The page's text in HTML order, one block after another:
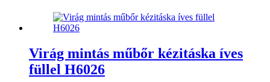
Virág mintás műbőr kézitáska íves
füllel H6026